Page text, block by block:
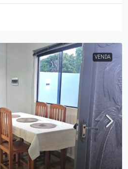
VENDA